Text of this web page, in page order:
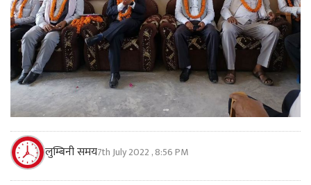
लुम्बिनी समय7th July 2022 , 8:56 PM